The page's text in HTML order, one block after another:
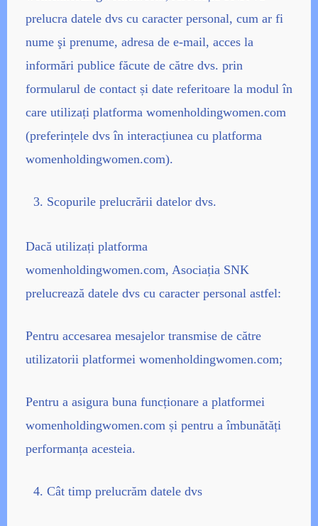
prelucra datele dvs cu caracter personal, cum ar fi
nume şi prenume, adresa de e-mail, acces la
informări publice făcute de către dvs. prin
formularul de contact și date referitoare la modul în
care utilizați platforma womenholdingwomen.com
(preferințele dvs în interacțiunea cu platforma
womenholdingwomen.com).
Scopurile prelucrării datelor dvs.
Dacă utilizați platforma
womenholdingwomen.com, Asociația SNK
prelucrează datele dvs cu caracter personal astfel:
Pentru accesarea mesajelor transmise de către
utilizatorii platformei womenholdingwomen.com;
Pentru a asigura buna funcționare a platformei
womenholdingwomen.com și pentru a îmbunătăți
performanța acesteia.
Cât timp prelucrăm datele dvs